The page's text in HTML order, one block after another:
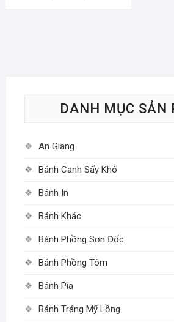
chọn
chọn
DANH MỤC SẢN
An Giang
Bánh Canh Sấy Khô
Bánh In
Bánh Khác
Bánh Phồng Sơn Đốc
Bánh Phồng Tôm
Bánh Pía
Bánh Tráng Mỹ Lồng